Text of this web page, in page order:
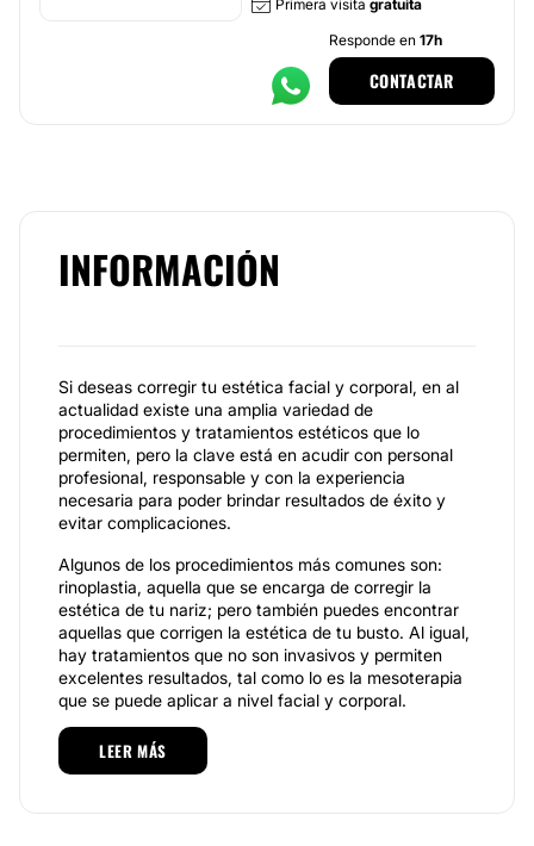
Primera visita gratuita
Responde en 17h
CONTACTAR
INFORMACIÓN
Si deseas corregir tu estética facial y corporal, en al
actualidad existe una amplia variedad de
procedimientos y tratamientos estéticos que lo
permiten, pero la clave está en acudir con personal
profesional, responsable y con la experiencia
necesaria para poder brindar resultados de éxito y
evitar complicaciones.
Algunos de los procedimientos más comunes son:
rinoplastia, aquella que se encarga de corregir la
estética de tu nariz; pero también puedes encontrar
aquellas que corrigen la estética de tu busto. Al igual,
hay tratamientos que no son invasivos y permiten
excelentes resultados, tal como lo es la mesoterapia
que se puede aplicar a nivel facial y corporal.
Si lo que buscas es atención profesional, de calidad y
por parte de un especialista que resalta por su
LEER MÁS